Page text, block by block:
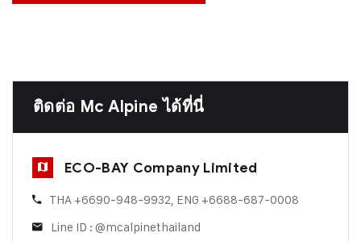
ติดต่อ Mc Alpine ได้ที่นี่
ECO-BAY Company Limited
THA +6690-948-9932, ENG +6688-687-0008
Line ID : @mcalpinethailand